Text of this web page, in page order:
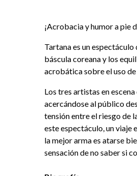
¡Acrobacia y humor a pie
Tartana es un
báscula coreana y los
acrobática sobre el uso
Los tres artistas en
acercándose al público
tensión entre el riesgo de
este espectáculo, un viaje
la mejor arma es atarse
sensación de no saber si